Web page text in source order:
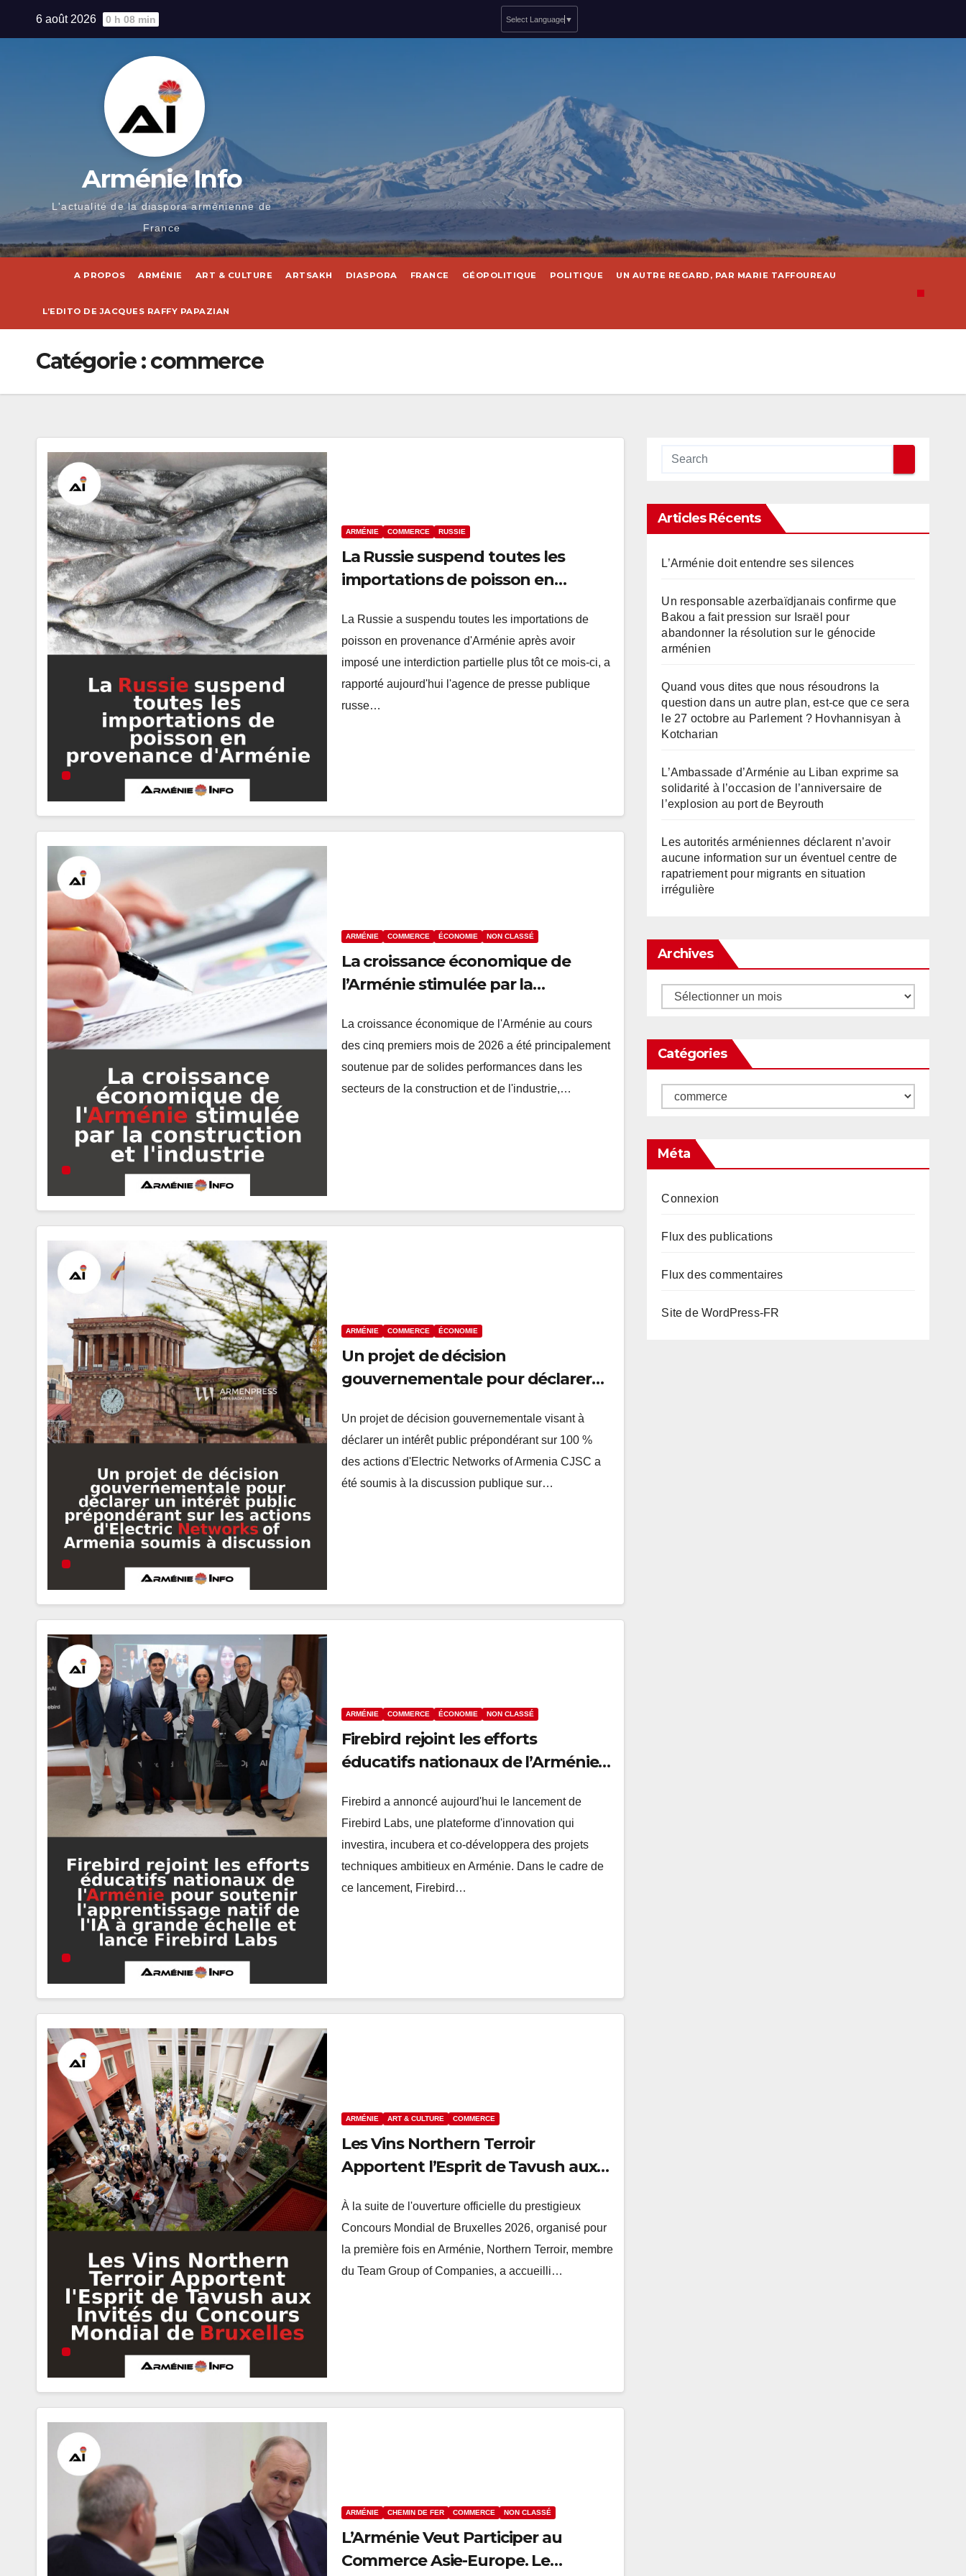
6 août 2026 0 h 08 min Select Language ▼
Arménie Info
L'actualité de la diaspora arménienne de
France
A PROPOS ARMÉNIE ART & CULTURE ARTSAKH DIASPORA FRANCE GÉOPOLITIQUE POLITIQUE UN AUTRE REGARD, PAR MARIE TAFFOUREAU
L’EDITO DE JACQUES RAFFY PAPAZIAN
Catégorie :commerce
ARMÉNIE COMMERCE RUSSIE
La Russie suspend toutes les
importations de poisson en
La Russie a suspendu toutes les importations de
poisson en provenance d'Arménie après avoir
imposé une interdiction partielle plus tôt ce mois-ci, a
rapporté aujourd'hui l'agence de presse publique
russe…
ARMÉNIE COMMERCE ÉCONOMIE NON CLASSÉ
La croissance économique de
l’Arménie stimulée par la
La croissance économique de l'Arménie au cours
des cinq premiers mois de 2026 a été principalement
soutenue par de solides performances dans les
secteurs de la construction et de l'industrie,…
ARMÉNIE COMMERCE ÉCONOMIE
Un projet de décision
gouvernementale pour déclarer
sur les actions d’Electric Networks
of Armenia soumis à discussion
Un projet de décision gouvernementale visant à
déclarer un intérêt public prépondérant sur 100 %
des actions d'Electric Networks of Armenia CJSC a
été soumis à la discussion publique sur…
ARMÉNIE COMMERCE ÉCONOMIE NON CLASSÉ
Firebird rejoint les efforts
éducatifs nationaux de l’Arménie
de l’IA à grande échelle et lance
Firebird Labs
Firebird a annoncé aujourd'hui le lancement de
Firebird Labs, une plateforme d'innovation qui
investira, incubera et co-développera des projets
techniques ambitieux en Arménie. Dans le cadre de
ce lancement, Firebird…
ARMÉNIE ART & CULTURE COMMERCE
Les Vins Northern Terroir
Apportent l’Esprit de Tavush aux
Bruxelles
À la suite de l'ouverture officielle du prestigieux
Concours Mondial de Bruxelles 2026, organisé pour
la première fois en Arménie, Northern Terroir, membre
du Team Group of Companies, a accueilli…
ARMÉNIE CHEMIN DE FER COMMERCE NON CLASSÉ
L’Arménie Veut Participer au
Commerce Asie-Europe. Le
Articles Récents
L’Arménie doit entendre ses silences
Un responsable azerbaïdjanais confirme que
Bakou a fait pression sur Israël pour
abandonner la résolution sur le génocide
arménien
Quand vous dites que nous résoudrons la
question dans un autre plan, est-ce que ce sera
le 27 octobre au Parlement ? Hovhannisyan à
Kotcharian
L’Ambassade d’Arménie au Liban exprime sa
solidarité à l’occasion de l’anniversaire de
l’explosion au port de Beyrouth
Les autorités arméniennes déclarent n’avoir
aucune information sur un éventuel centre de
rapatriement pour migrants en situation
irrégulière
Archives
Archives
Catégories
Catégories
Méta
Connexion
Flux des publications
Flux des commentaires
Site de WordPress-FR